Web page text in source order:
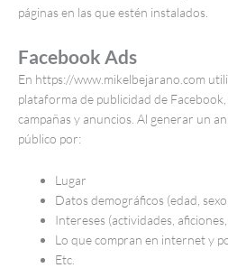
páginas en las que estén instalados.
Facebook Ads
En https://www.mikelbejarano.com
plataforma de publicidad de
campañas y anuncios. Al generar un
público por:
Lugar
Datos demográficos (edad,
Intereses (actividades,
Lo que compran en internet y
Etc.